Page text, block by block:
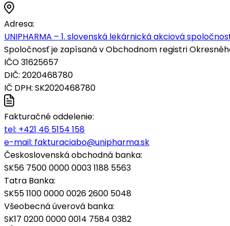
Adresa:
UNIPHARMA – 1. slovenská lekárnická akciová
Spoločnosť je zapísaná v Obchodnom registri
IČO 31625657
DIČ: 2020468780
IČ DPH: SK2020468780
Fakturačné oddelenie:
tel: +421 46 5154 158
e-mail: fakturaciabo@unipharma.sk
Československá obchodná banka:
SK56 7500 0000 0003 1188 5563
Tatra Banka:
SK55 1100 0000 0026 2600 5048
Všeobecná úverová banka:
SK17 0200 0000 0014 7584 0382